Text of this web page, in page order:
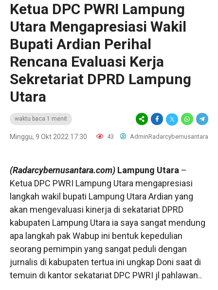
Ketua DPC PWRI Lampung
Utara Mengapresiasi Wakil
Bupati Ardian Perihal
Rencana Evaluasi Kerja
Sekretariat DPRD Lampung
Utara
waktu baca 1 menit
Minggu, 9 Okt 2022 17:30 43 AdminRadarcybernusantara
(Radarcybernusantara.com) Lampung Utara –
Ketua DPC PWRI Lampung Utara mengapresiasi
langkah wakil bupati Lampung Utara Ardian yang
akan mengevaluasi kinerja di sekatariat DPRD
kabupaten Lampung Utara ia saya sangat mendung
apa langkah pak Wabup ini bentuk kepedulian
seorang pemimpin yang sangat peduli dengan
jurnalis di kabupaten tertua ini ungkap Doni saat di
temuin di kantor sekatariat DPC PWRI jl pahlawan..